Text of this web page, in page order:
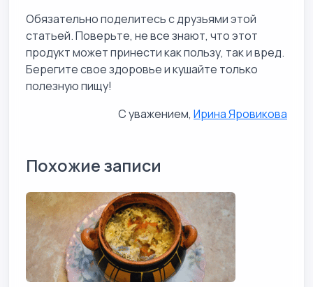
Обязательно поделитесь с друзьями этой
статьей. Поверьте, не все знают, что этот
продукт может принести как пользу, так и вред.
Берегите свое здоровье и кушайте только
полезную пищу!
С уважением, Ирина Яровикова
Похожие записи